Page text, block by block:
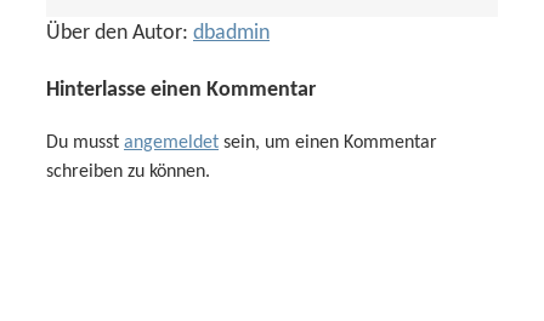
Über den Autor: dbadmin
Hinterlasse einen Kommentar
Du musst angemeldet sein, um einen Kommentar
schreiben zu können.